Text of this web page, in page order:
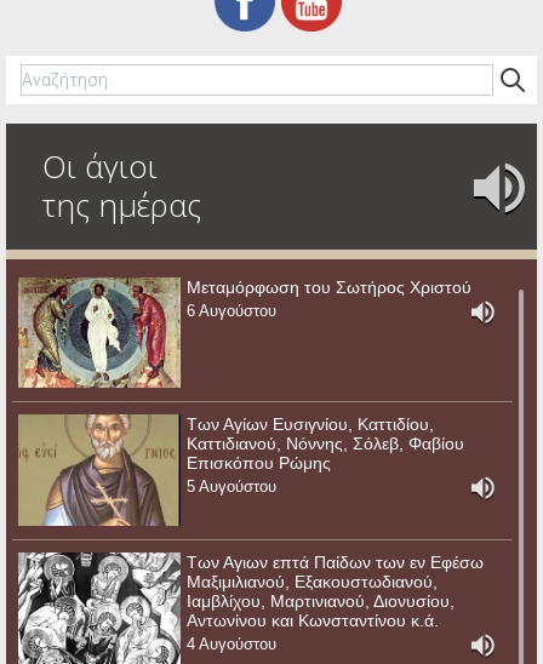
Οι άγιοι
της ημέρας
Μεταμόρφωση του Σωτήρος Χριστού
6 Αυγούστου
Των Αγίων Ευσιγνίου, Καττιδίου,
Καττιδιανού, Νόννης, Σόλεβ, Φαβίου
Επισκόπου Ρώμης
5 Αυγούστου
Των Αγιων επτά Παίδων των εν Εφέσω
Μαξιμιλιανού, Εξακουστωδιανού,
Ιαμβλίχου, Μαρτινιανού, Διονυσίου,
Αντωνίνου και Κωνσταντίνου κ.ά.
4 Αυγούστου